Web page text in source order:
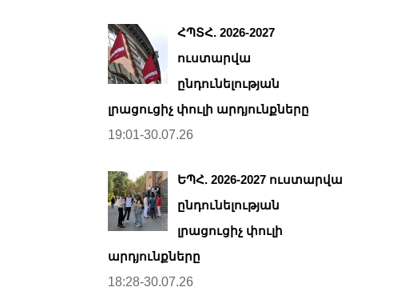
ՀՊՏՀ. 2026-2027
ուստարվա
ընդունելության
լրացուցիչ փուլի արդյունքները
19:01-30.07.26
ԵՊՀ. 2026-2027 ուստարվա
ընդունելության
լրացուցիչ փուլի
արդյունքները
18:28-30.07.26